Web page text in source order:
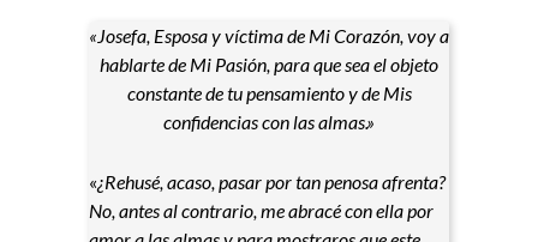
«Josefa, Esposa y víctima de Mi Corazón, voy a
hablarte de Mi Pasión, para que sea el objeto
constante de tu pensamiento y de Mis
confidencias con las almas.»
«¿Rehusé, acaso, pasar por tan penosa afrenta?
No, antes al contrario, me abracé con ella por